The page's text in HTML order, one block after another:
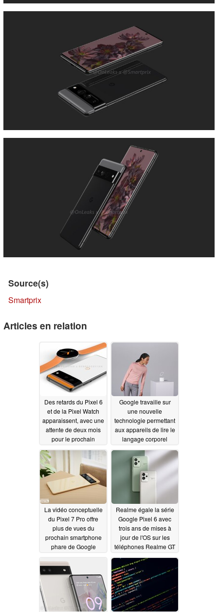
Source(s)
Smartprix
Articles en relation
Des retards du Pixel 6
et de la Pixel Watch
apparaissent, avec une
attente de deux mois
pour le prochain
de gamme de Google
03/06/2022
Google travaille sur
une nouvelle
technologie permettant
aux appareils de lire le
langage corporel
03/03/2022
La vidéo conceptuelle
du Pixel 7 Pro offre
plus de vues du
prochain smartphone
phare de Google
Realme égale la série
Google Pixel 6 avec
trois ans de mises à
jour de l'OS sur les
téléphones Realme GT
03/01/2022